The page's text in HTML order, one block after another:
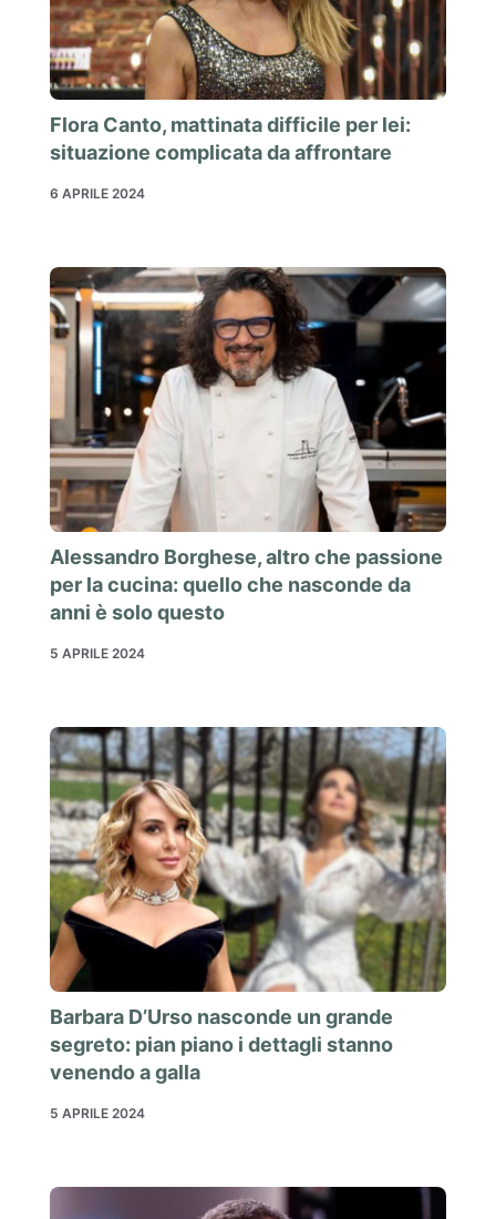
Flora Canto, mattinata difficile per lei:
situazione complicata da affrontare
6 APRILE 2024
Alessandro Borghese, altro che passione
per la cucina: quello che nasconde da
anni è solo questo
5 APRILE 2024
Barbara D’Urso nasconde un grande
segreto: pian piano i dettagli stanno
venendo a galla
5 APRILE 2024